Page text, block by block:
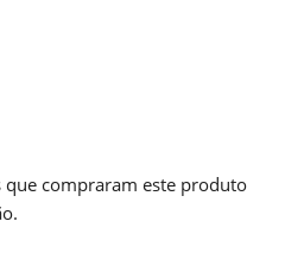
que compraram este produto